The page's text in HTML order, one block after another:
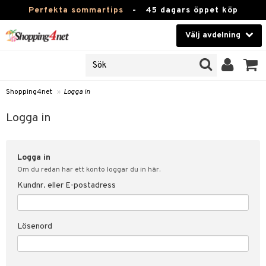
Perfekta sommartips - 45 dagars öppet köp
Välj avdelning
Kontaktlinser
Hälsokost
Fitness
Hem & Inredning
Leksaker, Barn & Baby
Varumärken
Shopping4net » Logga in
Logga in
Logga in
Om du redan har ett konto loggar du in här.
Kundnr. eller E-postadress
Lösenord
svar